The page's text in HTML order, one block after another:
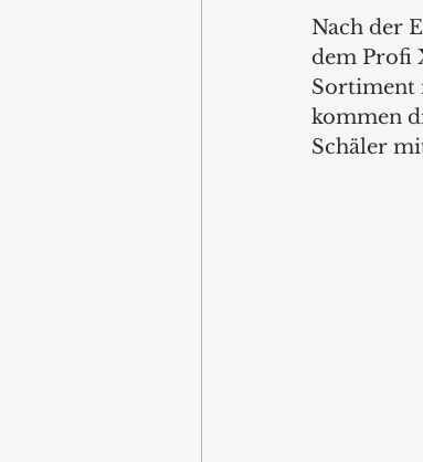
Nach der
dem Profi
Sortiment
kommen
Schäler